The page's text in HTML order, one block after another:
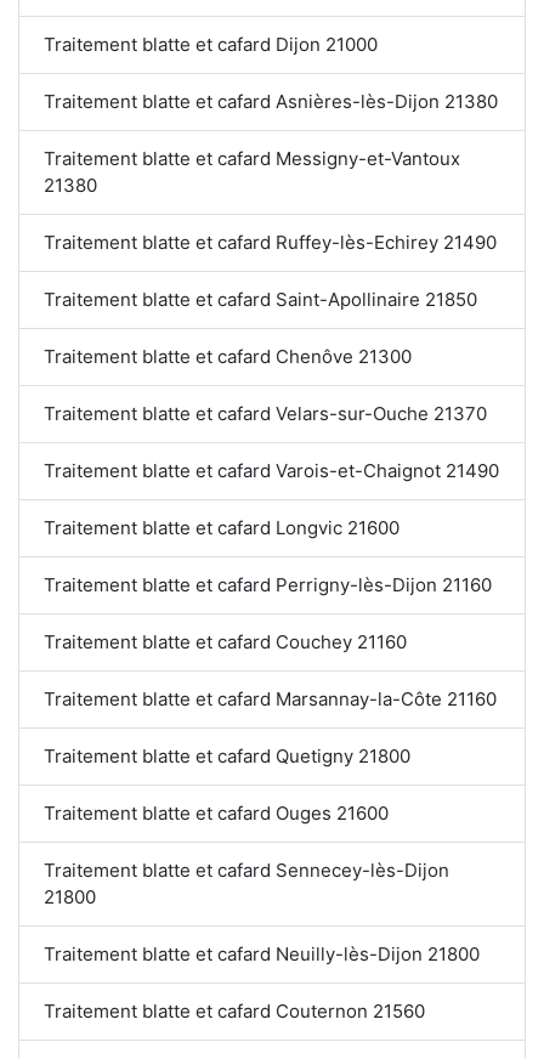
Traitement blatte et cafard Dijon 21000
Traitement blatte et cafard Asnières-lès-Dijon 21380
Traitement blatte et cafard Messigny-et-Vantoux
21380
Traitement blatte et cafard Ruffey-lès-Echirey 21490
Traitement blatte et cafard Saint-Apollinaire 21850
Traitement blatte et cafard Chenôve 21300
Traitement blatte et cafard Velars-sur-Ouche 21370
Traitement blatte et cafard Varois-et-Chaignot 21490
Traitement blatte et cafard Longvic 21600
Traitement blatte et cafard Perrigny-lès-Dijon 21160
Traitement blatte et cafard Couchey 21160
Traitement blatte et cafard Marsannay-la-Côte 21160
Traitement blatte et cafard Quetigny 21800
Traitement blatte et cafard Ouges 21600
Traitement blatte et cafard Sennecey-lès-Dijon
21800
Traitement blatte et cafard Neuilly-lès-Dijon 21800
Traitement blatte et cafard Couternon 21560